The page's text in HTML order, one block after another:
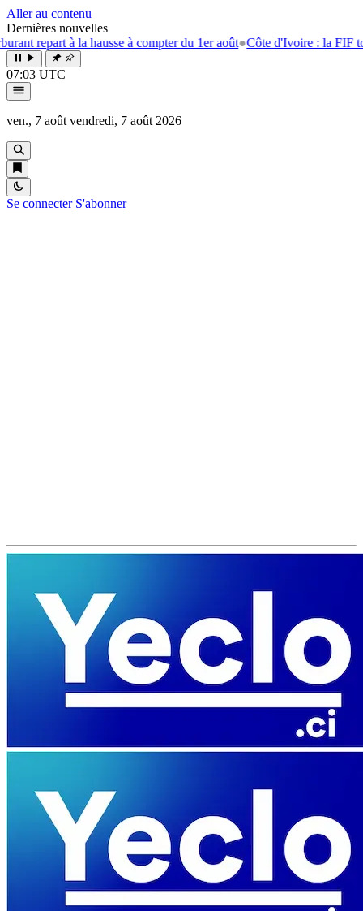
Aller au contenu
Dernières nouvelles
à la hausse à compter du 1er août●Côte d'Ivoire : la FIF tourne la
07:03 UTC
ven., 7 août vendredi, 7 août 2026
Se connecter S'abonner